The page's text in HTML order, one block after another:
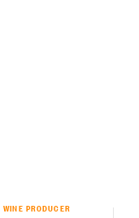
WINE PRODUCER